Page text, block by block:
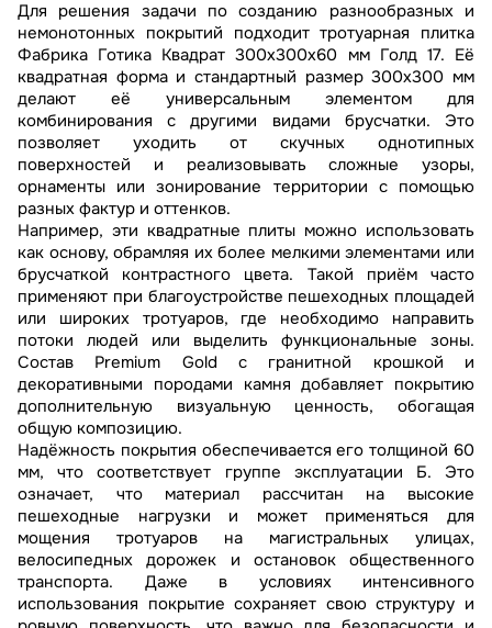
Для решения задачи по созданию разнообразных и
немонотонных покрытий подходит тротуарная плитка
Фабрика Готика Квадрат 300х300х60 мм Голд 17. Её
квадратная форма и стандартный размер 300х300 мм
делают её универсальным элементом для
комбинирования с другими видами брусчатки. Это
позволяет уходить от скучных однотипных
поверхностей и реализовывать сложные узоры,
орнаменты или зонирование территории с помощью
разных фактур и оттенков.
Например, эти квадратные плиты можно использовать
как основу, обрамляя их более мелкими элементами или
брусчаткой контрастного цвета. Такой приём часто
применяют при благоустройстве пешеходных площадей
или широких тротуаров, где необходимо направить
потоки людей или выделить функциональные зоны.
Состав Premium Gold с гранитной крошкой и
декоративными породами камня добавляет покрытию
дополнительную визуальную ценность, обогащая
общую композицию.
Надёжность покрытия обеспечивается его толщиной 60
мм, что соответствует группе эксплуатации Б. Это
означает, что материал рассчитан на высокие
пешеходные нагрузки и может применяться для
мощения тротуаров на магистральных улицах,
велосипедных дорожек и остановок общественного
транспорта. Даже в условиях интенсивного
использования покрытие сохраняет свою структуру и